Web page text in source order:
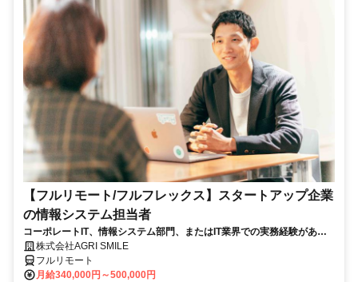
【フルリモート/フルフレックス】スタートアップ企業
の情報システム担当者
コーポレートIT、情報システム部門、またはIT業界での実務経験がある
方、大歓迎！
株式会社AGRI SMILE
フルリモート
月給340,000円～500,000円